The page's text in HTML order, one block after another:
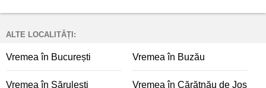
ALTE LOCALITĂȚI:
Vremea în București Vremea în Buzău
Vremea în Sărulești Vremea în Cărătnău de Jos